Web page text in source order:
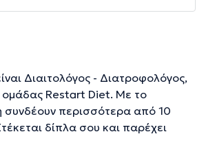
Διαιτολόγος - Διατροφολόγος,
ομάδας Restart Diet. Με το
συνδέουν περισσότερα από 10
δίπλα σου και παρέχει